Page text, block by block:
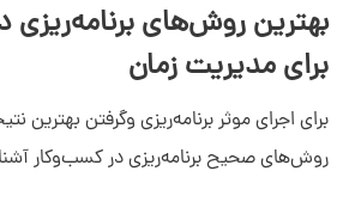
بهترین روش‌های
برای مدیریت زمان
برای اجرای موثر برنامه‌ریزی وگرفتن بهترین
روش‌های صحیح برنامه‌ریزی در کسب‌وکار